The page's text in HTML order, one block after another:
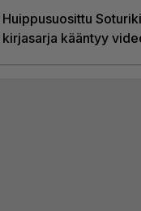
Huippusuosittu
kirjasarja kääntyy